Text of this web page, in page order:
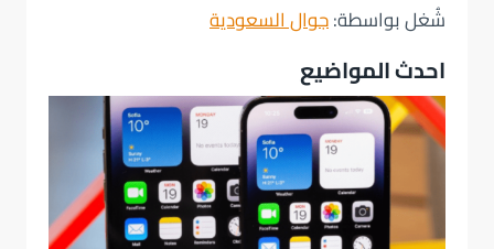
شُغل بواسطة:جوال السعودية
احدث المواضيع